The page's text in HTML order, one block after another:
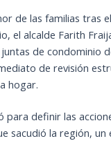
de las familias tras
el alcalde Farith
de condominio
de revisión
hogar.
para definir las
sacudió la región, un